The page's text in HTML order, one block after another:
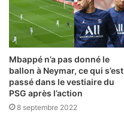
Mbappé n’a pas donné le
ballon à Neymar, ce qui s’est
passé dans le vestiaire du
PSG après l’action
8 septembre 2022